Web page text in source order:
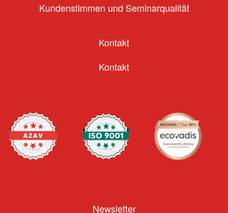
Kundenstimmen und Seminarqualität
Kontakt
Kontakt
Newsletter